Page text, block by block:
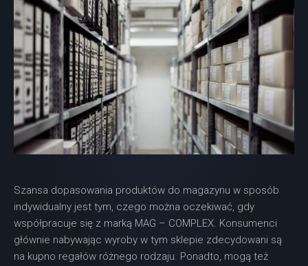
Szansa dopasowania produktów do magazynu w sposób
indywidualny jest tym, czego można oczekiwać, gdy
współpracuje się z marką MAG – COMPLEX. Konsumenci
głównie nabywając wyroby w tym sklepie zdecydowani są
na kupno regałów różnego rodzaju. Ponadto, mogą też